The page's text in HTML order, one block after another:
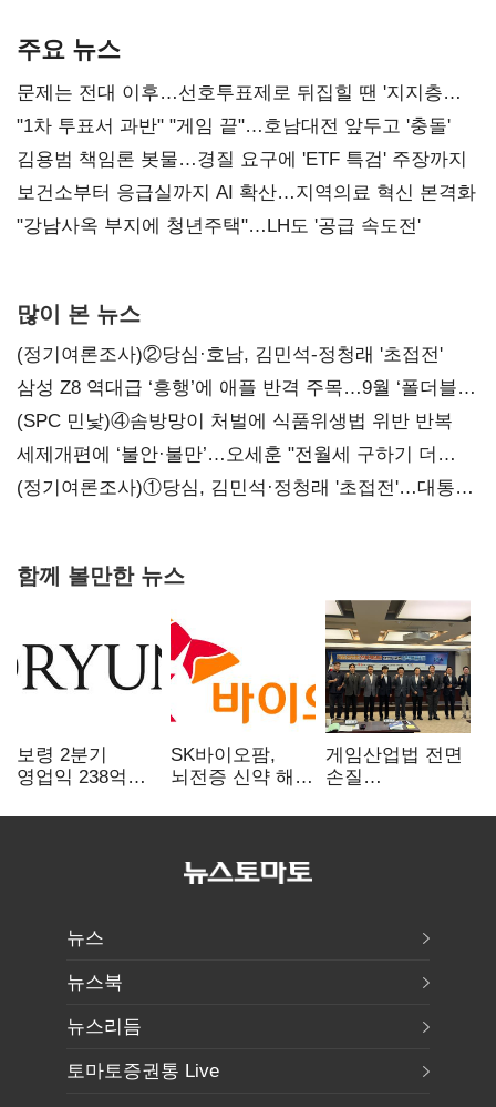
주요 뉴스
문제는 전대 이후…선호투표제로 뒤집힐 땐 '지지층
불복'
"1차 투표서 과반" "게임 끝"…호남대전 앞두고 '충돌'
김용범 책임론 봇물…경질 요구에 'ETF 특검' 주장까지
보건소부터 응급실까지 AI 확산…지역의료 혁신 본격화
"강남사옥 부지에 청년주택"…LH도 '공급 속도전'
많이 본 뉴스
(정기여론조사)②당심·호남, 김민석-정청래 '초접전'
삼성 Z8 역대급 ‘흥행’에 애플 반격 주목…9월 ‘폴더블
대전’
(SPC 민낯)④솜방망이 처벌에 식품위생법 위반 반복
세제개편에 ‘불안·불만’…오세훈 "전월세 구하기 더
힘들어질 것"
(정기여론조사)①당심, 김민석·정청래 '초접전'…대통령
함께 볼만한 뉴스
보령 2분기
영업익 238억…
SK바이오팜,
뇌전증 신약 해외
차세대 신약 개발
게임산업법 전면
손질
규제 걷고
뉴스
뉴스북
뉴스리듬
토마토증권통 Live